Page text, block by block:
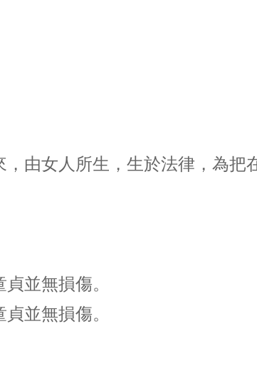
由女人所生，生於法律，為
並無損傷。
並無損傷。